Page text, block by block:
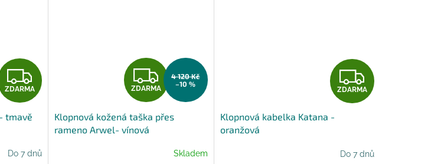
Z
D
A
R
ZDARMA
tmavě
Do 7 dnů
Z
D
A
R
ZDARMA
4 120 Kč
–10 %
Klopnová kožená taška přes
rameno Arwel- vínová
Skladem
Z
D
R
ZDARMA
Klopnová kabelka Katana -
oranžová
Do 7 dnů